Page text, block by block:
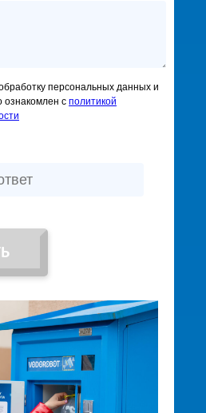
персональных данных и
ознакомлен с политикой